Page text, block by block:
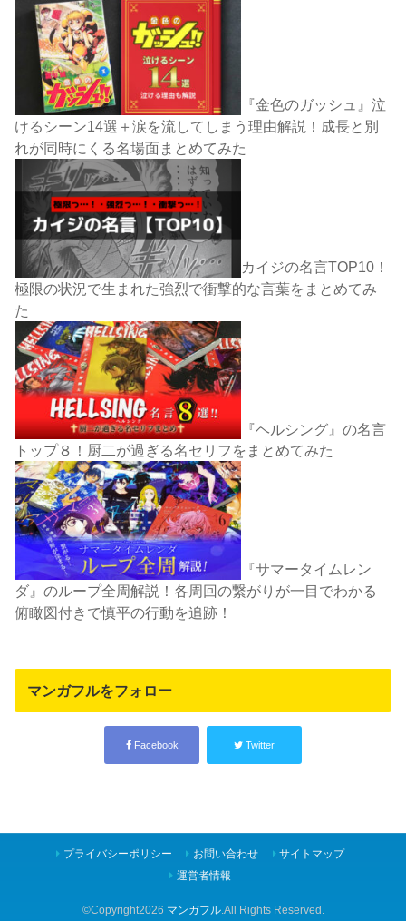
『金色のガッシュ』泣
けるシーン14選＋涙を流してしまう理由解説！成長と別
れが同時にくる名場面まとめてみた
カイジの名言TOP10！
極限の状況で生まれた強烈で衝撃的な言葉をまとめてみ
た
『ヘルシング』の名言
トップ８！厨二が過ぎる名セリフをまとめてみた
『サマータイムレン
ダ』のループ全周解説！各周回の繋がりが一目でわかる
俯瞰図付きで慎平の行動を追跡！
マンガフルをフォロー
Facebook Twitter
プライバシーポリシー お問い合わせ
サイトマップ
運営者情報
©Copyright2026 マンガフル.All Rights Reserved.